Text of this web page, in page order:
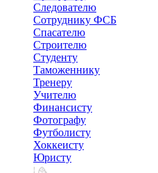
Следователю
Сотруднику ФСБ
Спасателю
Строителю
Студенту
Таможеннику
Тренеру
Учителю
Финансисту
Фотографу
Футболисту
Хоккеисту
Юристу